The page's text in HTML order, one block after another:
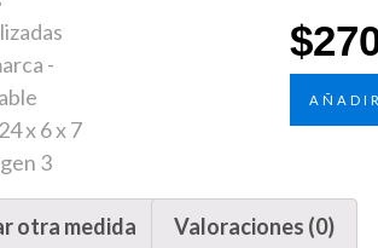
$
otra medida Valoraciones (0)